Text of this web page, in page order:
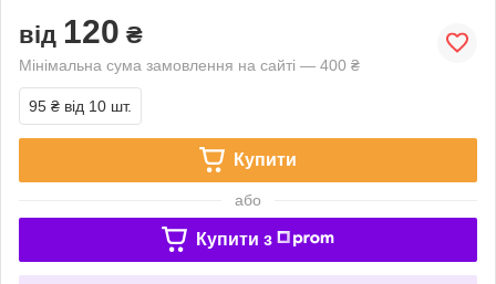
від 120 ₴
Мінімальна сума замовлення на сайті — 400 ₴
95 ₴ від 10 шт.
Купити
або
Купити з